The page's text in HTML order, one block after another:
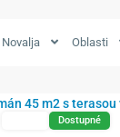
Novalja Oblasti
Dostupné